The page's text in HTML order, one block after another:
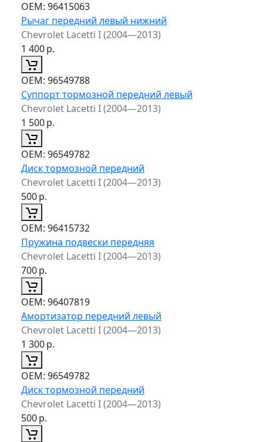
ОЕМ: 96415063
Рычаг передний левый нижний
Chevrolet Lacetti I (2004—2013)
1 400р.
ОЕМ: 96549788
Суппорт тормозной передний левый
Chevrolet Lacetti I (2004—2013)
1 500р.
ОЕМ: 96549782
Диск тормозной передний
Chevrolet Lacetti I (2004—2013)
500р.
ОЕМ: 96415732
Пружина подвески передняя
Chevrolet Lacetti I (2004—2013)
700р.
ОЕМ: 96407819
Амортизатор передний левый
Chevrolet Lacetti I (2004—2013)
1 300р.
ОЕМ: 96549782
Диск тормозной передний
Chevrolet Lacetti I (2004—2013)
500р.